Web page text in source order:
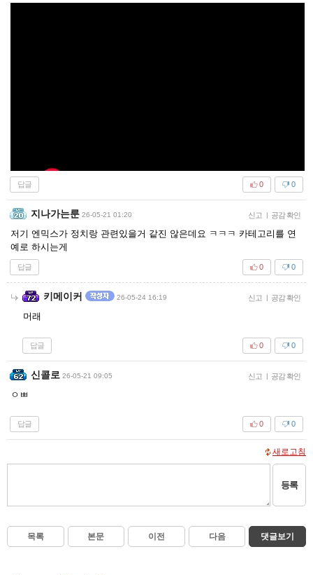
답글 0
0
지나가는룬 26-05-21 01:20 신고 | 공감 확인
저기 엔믹스가 정치랑 관련있을거 같진 않은데요 ㅋㅋㅋ 카테고리를 연
예로 하시는게
답글 0
0
키메이커 26-05-24 16:19 신고 | 공감 확인
머래
답글 0
0
신콜로 26-05-21 09:05 신고 | 공감 확인
ㅇㅃ
답글 0
0
새로고침
등록
목록 본문 이전 다음 댓글보기